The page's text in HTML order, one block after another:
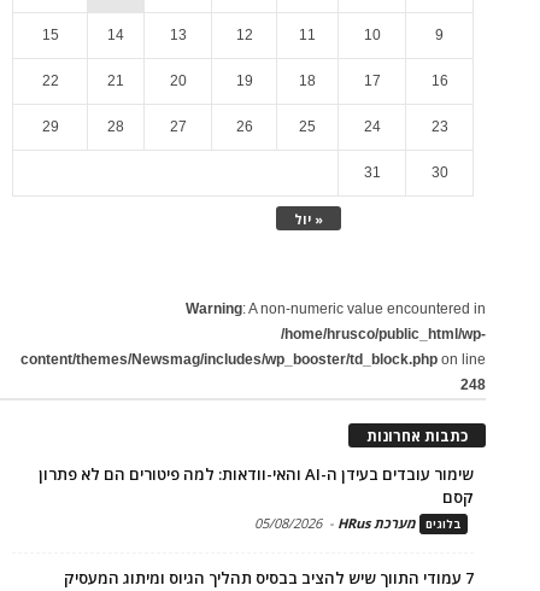
« יול
9
10
11
12
13
14
15
16
17
18
19
20
21
22
23
24
25
26
27
28
29
30
31
Warning: A non-numeric value encountered in
/home/hrusco/public_html/wp-
content/themes/Newsmag/includes/wp_booster/td_block.php on line
248
כתבות אחרונות
שימור עובדים בעידן ה-AI והאי-וודאות: למה פיטורים הם לא פתרון
קסם
בלוגים מערכת HRus -
05/08/2026
7 עמודי התווך שיש להציב בבסיס תהליך הגיוס ומיתוג המעסיק